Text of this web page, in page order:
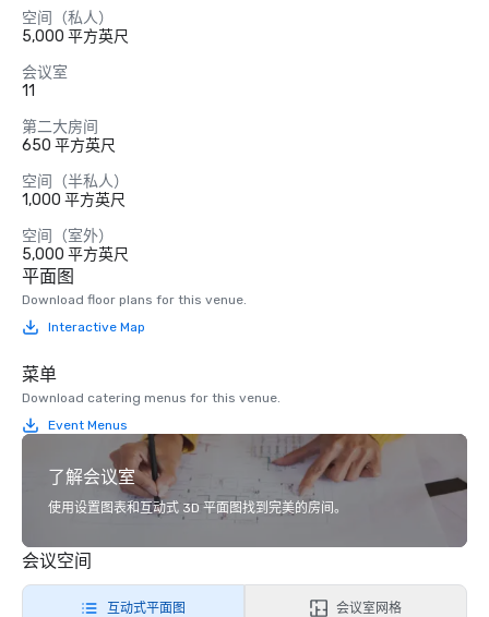
空间（私人）
5,000 平方英尺
会议室
11
第二大房间
650 平方英尺
空间（半私人）
1,000 平方英尺
空间（室外）
5,000 平方英尺
平面图
Download floor plans for this venue.
Interactive Map
菜单
Download catering menus for this venue.
Event Menus
了解会议室
使用设置图表和互动式 3D 平面图找到完美的房间。
会议空间
互动式平面图 会议室网格